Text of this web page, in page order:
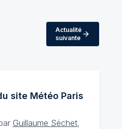
Actualité
suivante
site MétéoParis
Guillaume Séchet,